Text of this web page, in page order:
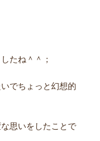
たね＾＾；
でちょっと幻想的
思いをしたことで